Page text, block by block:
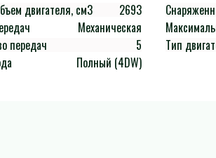
двигателя, см3
2693
Механическая
передач
5
Полный (4DW)
Тип